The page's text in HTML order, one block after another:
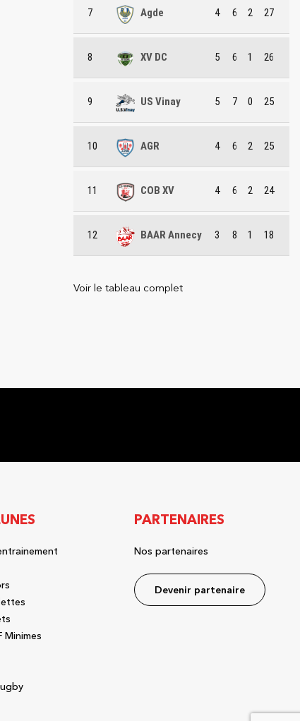
7 Agde 4 6 2 27
8 XV DC 5 6 1 26
9 US Vinay 5 7 0 25
10 AGR 4 6 2 25
11 COB XV 4 6 2 24
12 BAAR Annecy 3 8 1 18
Voir le tableau complet
Minimes
PARTENAIRES
Nos partenaires
Devenir partenaire